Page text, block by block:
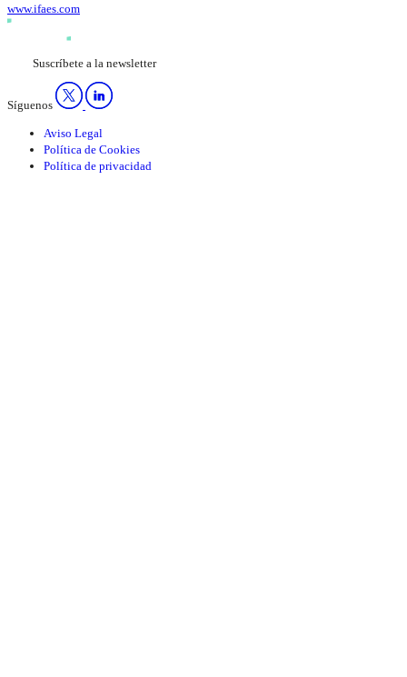
www.ifaes.com
Suscríbete a la newsletter
Síguenos
Aviso Legal
Política de Cookies
Política de privacidad